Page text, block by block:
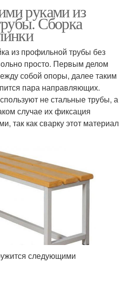
руками из
Сборка
из профильной трубы без
просто. Первым делом
собой опоры, далее таким
пара направляющих.
не стальные трубы, а
случае их фиксация
так как сварку этот материал
следующими